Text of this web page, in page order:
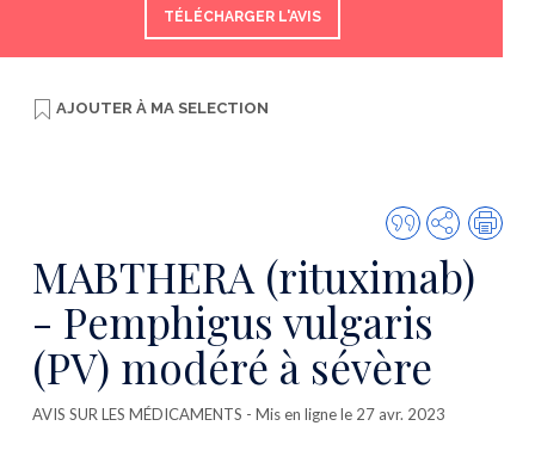
TÉLÉCHARGER L'AVIS
AJOUTER À MA SELECTION
Citer
cette
publication
Partager
MABTHERA (rituximab)
- Pemphigus vulgaris
(PV) modéré à sévère
AVIS SUR LES MÉDICAMENTS - Mis en ligne le 27 avr. 2023